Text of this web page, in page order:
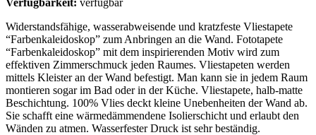
Widerstandsfähige, wasserabweisende und kratzfeste Vliestapete
“Farbenkaleidoskop” zum Anbringen an die Wand. Fototapete
“Farbenkaleidoskop” mit dem inspirierenden Motiv wird zum
effektiven Zimmerschmuck jeden Raumes. Vliestapeten werden
mittels Kleister an der Wand befestigt. Man kann sie in jedem Raum
montieren sogar im Bad oder in der Küche. Vliestapete, halb-matte
Beschichtung. 100% Vlies deckt kleine Unebenheiten der Wand ab.
Sie schafft eine wärmedämmendene Isolierschicht und erlaubt den
Wänden zu atmen. Wasserfester Druck ist sehr beständig.